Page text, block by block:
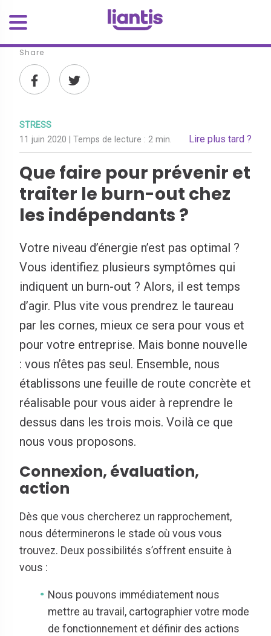
Share
STRESS
11 juin 2020 | Temps de lecture : 2 min. Lire plus tard ?
Que faire pour prévenir et
traiter le burn-out chez
les indépendants ?
Votre niveau d’énergie n’est pas optimal ?
Vous identifiez plusieurs symptômes qui
indiquent un burn-out ? Alors, il est temps
d’agir. Plus vite vous prendrez le taureau
par les cornes, mieux ce sera pour vous et
pour votre entreprise. Mais bonne nouvelle
: vous n’êtes pas seul. Ensemble, nous
établissons une feuille de route concrète et
réalisable pour vous aider à reprendre le
dessus dans les trois mois. Voilà ce que
nous vous proposons.
Connexion, évaluation,
action
Dès que vous chercherez un rapprochement,
nous déterminerons le stade où vous vous
trouvez. Deux possibilités s’offrent ensuite à
vous :
Nous pouvons immédiatement nous
mettre au travail, cartographier votre mode
de fonctionnement et définir des actions